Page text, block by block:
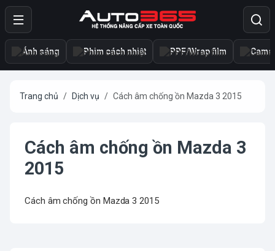
Ánh sáng Phim cách nhiệt PPF/Wrap film
Trang chủ Dịch vụ Cách âm chống ồn Mazda 3 2015
Cách âm chống ồn Mazda 3
2015
Cách âm chống ồn Mazda 3 2015